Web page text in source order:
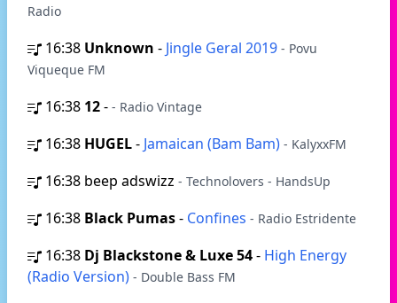
Radio
16:38 Unknown - Jingle Geral 2019 - Povu
Viqueque FM
16:38 12- - Radio Vintage
16:38 HUGEL- Jamaican (Bam Bam) - KalyxxFM
16:38 beep adswizz - Technolovers - HandsUp
16:38 Black Pumas- Confines - Radio Estridente
16:38 Dj Blackstone & Luxe 54- High Energy
(Radio Version) - Double Bass FM